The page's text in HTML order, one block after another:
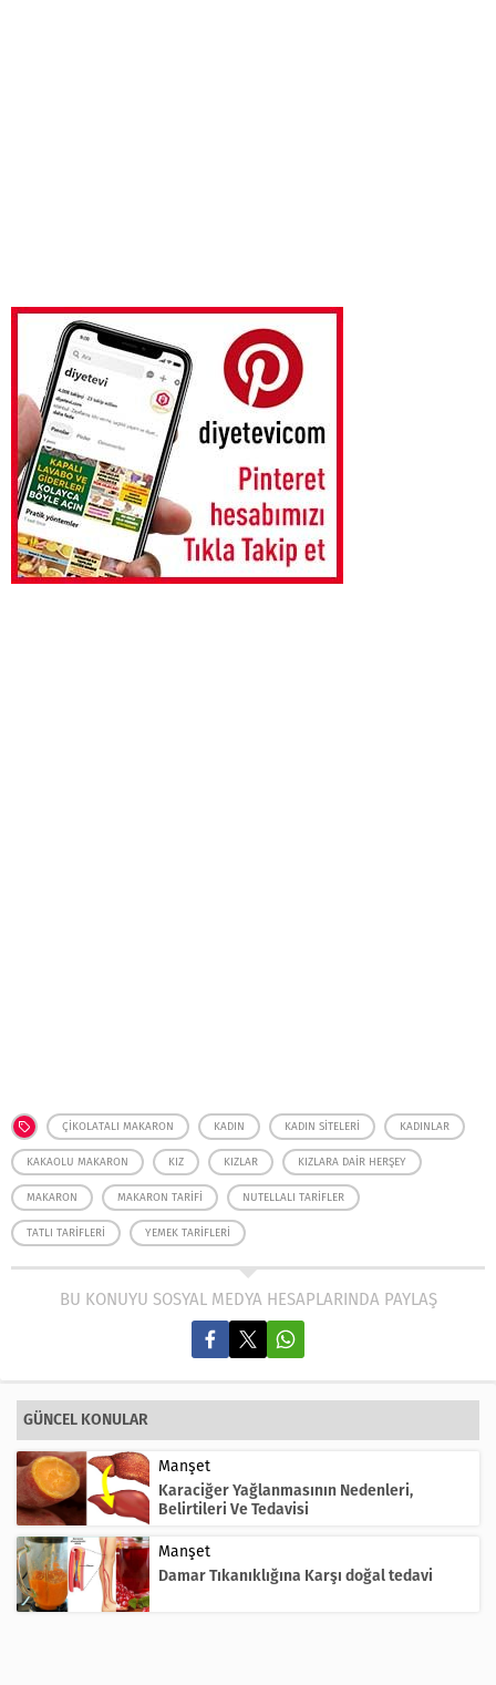
ÇIKOLATALI MAKARON KADIN KADIN SITELERI KADINLAR
KAKAOLU MAKARON KIZ KIZLAR KIZLARA DAIR HERŞEY
MAKARON MAKARON TARIFI NUTELLALI TARIFLER
TATLI TARIFLERI YEMEK TARIFLERI
BU KONUYU SOSYAL MEDYA HESAPLARINDA PAYLAŞ
GÜNCEL KONULAR
Manşet
Karaciğer Yağlanmasının Nedenleri,
Belirtileri Ve Tedavisi
Manşet
Damar Tıkanıklığına Karşı doğal tedavi